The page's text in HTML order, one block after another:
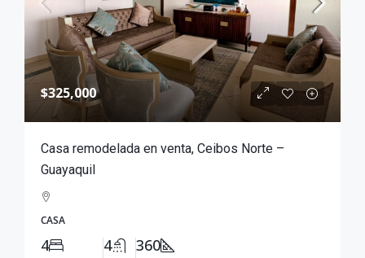
$325,000
Casa remodelada en venta, Ceibos Norte –
Guayaquil
CASA
4 4 360